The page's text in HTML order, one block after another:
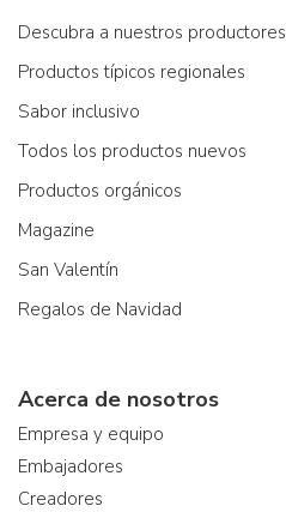
Descubra a nuestros productores
Productos típicos regionales
Sabor inclusivo
Todos los productos nuevos
Productos orgánicos
Magazine
San Valentín
Regalos de Navidad
Acerca de nosotros
Empresa y equipo
Embajadores
Creadores